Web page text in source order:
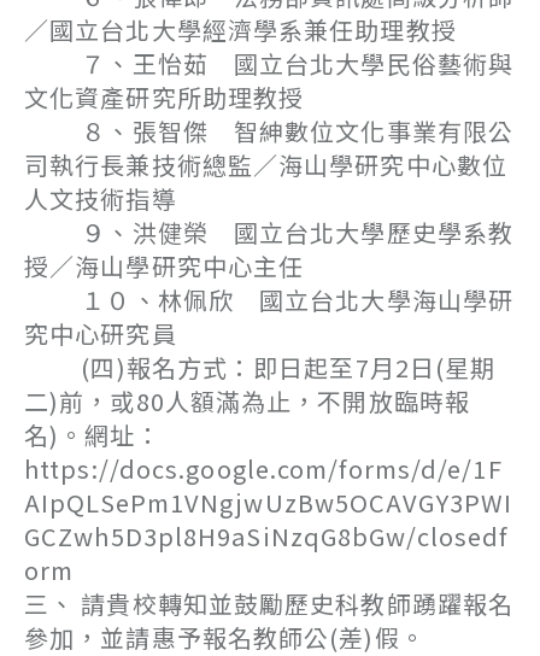
／國立台北大學經濟學系兼任助理教授
７、王怡茹 國立台北大學民俗藝術與
文化資產研究所助理教授
８、張智傑 智紳數位文化事業有限公
司執行長兼技術總監／海山學研究中心數位
人文技術指導
９、洪健榮 國立台北大學歷史學系教
授／海山學研究中心主任
１０、林佩欣 國立台北大學海山學研
究中心研究員
(四)報名方式：即日起至7月2日(星期
二)前，或80人額滿為止，不開放臨時報
名)。網址：
https://docs.google.com/forms/d/e/1F
AIpQLSePm1VNgjwUzBw5OCAVGY3PWI
GCZwh5D3pl8H9aSiNzqG8bGw/closedf
orm
三、 請貴校轉知並鼓勵歷史科教師踴躍報名
參加，並請惠予報名教師公(差)假。